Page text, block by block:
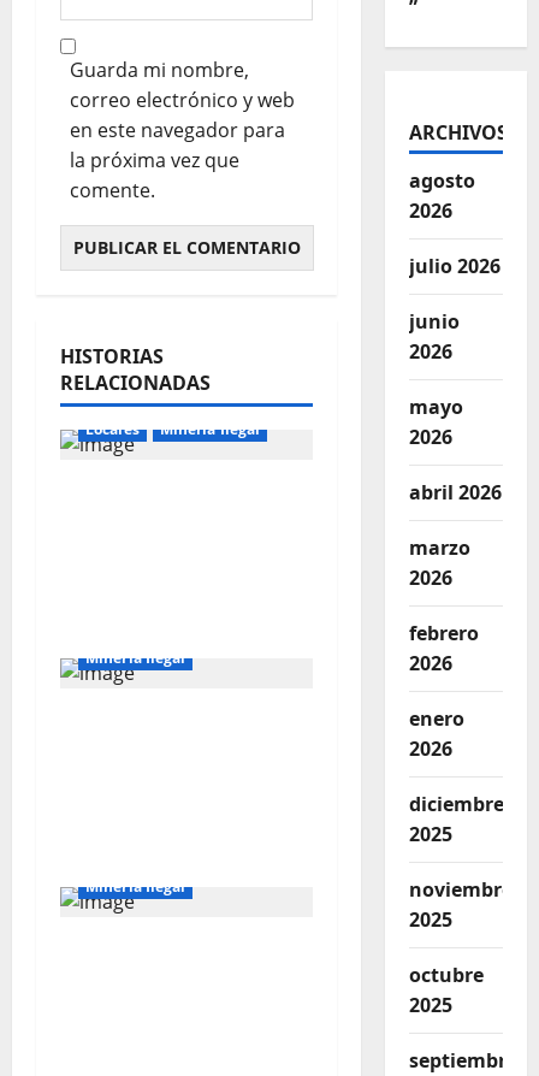
Guarda mi nombre,
correo electrónico y web
en este navegador para
la próxima vez que
comente.
HISTORIAS
RELACIONADAS
Locales Mineria Ilegal
Mineria Ilegal
Mineria Ilegal
”
ARCHIVOS
agosto
2026
julio 2026
junio
2026
mayo
2026
abril 2026
marzo
2026
febrero
2026
enero
2026
diciembre
2025
noviembre
2025
octubre
2025
septiembre